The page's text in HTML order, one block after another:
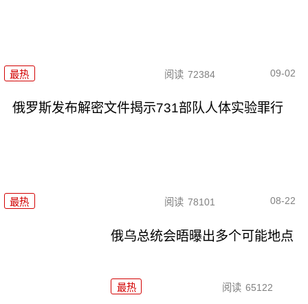
最热 阅读 72384 09-02
俄罗斯发布解密文件揭示731部队人体实验罪行
最热 阅读 78101 08-22
俄乌总统会晤曝出多个可能地点
最热 阅读 65122